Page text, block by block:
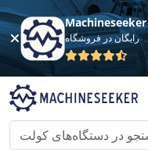
Machineseeker
رایگان در فروشگاه